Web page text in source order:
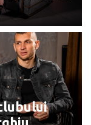
Botezatu,